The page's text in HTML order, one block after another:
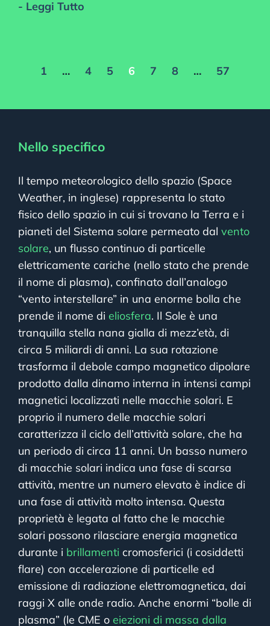
- Leggi Tutto
1 … 4 5 6 7 8 … 57
Nello specifico
Il tempo meteorologico dello spazio (Space
Weather, in inglese) rappresenta lo stato
fisico dello spazio in cui si trovano la Terra e i
pianeti del Sistema solare permeato dal vento
solare, un flusso continuo di particelle
elettricamente cariche (nello stato che prende
il nome di plasma), confinato dall’analogo
“vento interstellare” in una enorme bolla che
prende il nome di eliosfera. Il Sole è una
tranquilla stella nana gialla di mezz’età, di
circa 5 miliardi di anni. La sua rotazione
trasforma il debole campo magnetico dipolare
prodotto dalla dinamo interna in intensi campi
magnetici localizzati nelle macchie solari. E
proprio il numero delle macchie solari
caratterizza il ciclo dell’attività solare, che ha
un periodo di circa 11 anni. Un basso numero
di macchie solari indica una fase di scarsa
attività, mentre un numero elevato è indice di
una fase di attività molto intensa. Questa
proprietà è legata al fatto che le macchie
solari possono rilasciare energia magnetica
durante i brillamenti cromosferici (i cosiddetti
flare) con accelerazione di particelle ed
emissione di radiazione elettromagnetica, dai
raggi X alle onde radio. Anche enormi “bolle di
plasma” (le CME o eiezioni di massa dalla